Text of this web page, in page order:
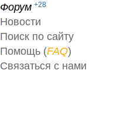
Форум +28
Новости
Поиск по сайту
Помощь (FAQ)
Связаться с нами